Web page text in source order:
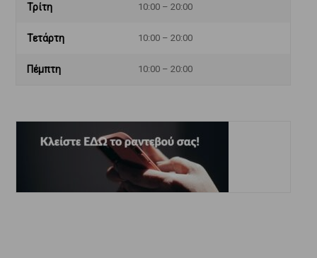
Τρίτη 10:00 – 20:00
Τετάρτη 10:00 – 20:00
Πέμπτη 10:00 – 20:00